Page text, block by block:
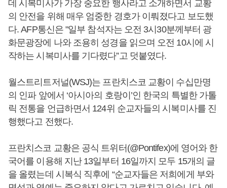
데 시복미사가 가장 중요한 행사라고 소개하면서 교황
의 안전을 위해 매우 엄중한 경호가 이뤄졌다고 보도했
다. AFP통신은 "일부 참석자는 오전 3시30분께부터 광
화문광장에 나와 조용히 성경을 읽으며 오전 10시에 시
작하는 시복미사를 기다렸다”고 덧붙였다.
월스트리트저널(WSJ)는 프란치스코 교황이 수십만명
의 인파 앞에서 ‘아시아의 호랑이’인 한국의 특별한 가톨
릭 전통을 언급하면서 124위 순교자들의 시복미사를 진
행했다고 전했다.
프란치스코 교황은 공식 트위터(@Pontifex)에 영어와 한
국어를 이용해 지난 13일부터 16일까지 모두 15개의 글
을 올렸는데 시복식 직후에 “순교자들은 저희에게 부와